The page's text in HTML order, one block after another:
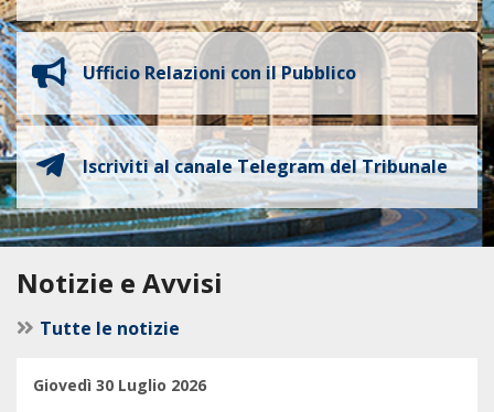
Ufficio Relazioni con il Pubblico
Iscriviti al canale Telegram del Tribunale
Notizie e Avvisi
Tutte le notizie
Giovedì 30 Luglio 2026